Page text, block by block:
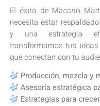
El éxito de Macario
necesita estar
y una estrategia
transformamos tus
que conectan con tu
Producción, mezcla y
Asesoría estratégica
Estrategias para